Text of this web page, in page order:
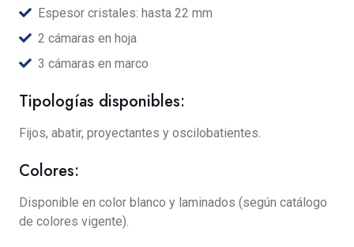
Espesor cristales: hasta 22 mm
2 cámaras en hoja
3 cámaras en marco
Tipologías disponibles:
Fijos, abatir, proyectantes y oscilobatientes.
Colores:
Disponible en color blanco y laminados (según catálogo
de colores vigente).